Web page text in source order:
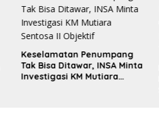
Keselamatan Penumpang
Tak Bisa Ditawar, INSA Minta
Investigasi KM Mutiara